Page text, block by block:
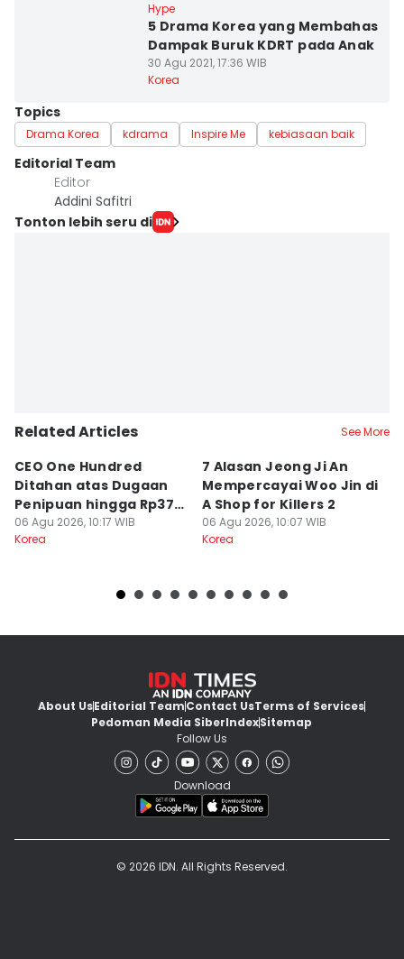
Hype
5 Drama Korea yang Membahas
Dampak Buruk KDRT pada Anak
30 Agu 2021, 17:36 WIB
Korea
Topics
Drama Korea kdrama Inspire Me kebiasaan baik
Editorial Team
Editor
Addini Safitri
Tonton lebih seru di
Related Articles See More
CEO One Hundred
Ditahan atas Dugaan
Penipuan hingga Rp379
Miliar
06 Agu 2026, 10:17 WIB
Korea
7 Alasan Jeong Ji An
Mempercayai Woo Jin di
A Shop for Killers 2
06 Agu 2026, 10:07 WIB
Korea
About UsEditorial TeamContact UsTerms of Services
Pedoman Media SiberIndexSitemap
Follow Us
Download
© 2026 IDN. All Rights Reserved.